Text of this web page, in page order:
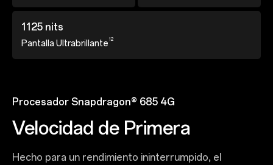
1125 nits
Pantalla Ultrabrillante 12
Procesador Snapdragon® 685 4G
Velocidad de Primera
Hecho para un rendimiento ininterrumpido, el